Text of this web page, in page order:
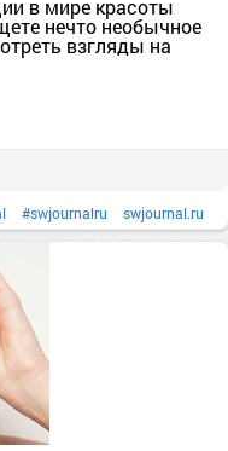
в мире красоты
нечто необычное
взгляды на
#swjournalru swjournal.ru
Подарок (г.Уржум) [714111]